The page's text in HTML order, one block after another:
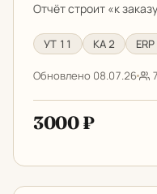
Отчёт строит «к
УТ 11 КА 2
Обновлено 08.07.26
3000 ₽